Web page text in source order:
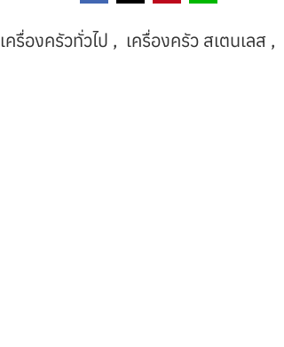
เครื่องครัวทั่วไป , เครื่องครัว สเตนเลส ,